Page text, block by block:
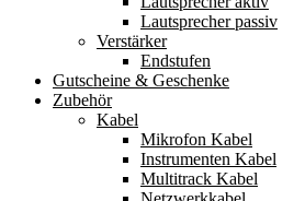
Lautsprecher passiv
Verstärker
Endstufen
Gutscheine & Geschenke
Zubehör
Kabel
Mikrofon Kabel
Instrumenten Kabel
Multitrack Kabel